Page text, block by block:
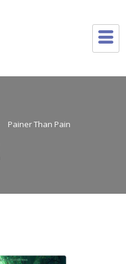
Painer Than Pain